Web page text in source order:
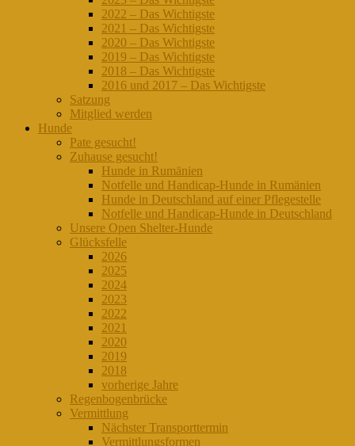
2022 – Das Wichtigste
2021 – Das Wichtigste
2020 – Das Wichtigste
2019 – Das Wichtigste
2018 – Das Wichtigste
2016 und 2017 – Das Wichtigste
Satzung
Mitglied werden
Hunde
Pate gesucht!
Zuhause gesucht!
Hunde in Rumänien
Notfelle und Handicap-Hunde in Rumänien
Hunde in Deutschland auf einer Pflegestelle
Notfelle und Handicap-Hunde in Deutschland
Unsere Open Shelter-Hunde
Glücksfelle
2026
2025
2024
2023
2022
2021
2020
2019
2018
vorherige Jahre
Regenbogenbrücke
Vermittlung
Nächster Transporttermin
Vermittlungsformen